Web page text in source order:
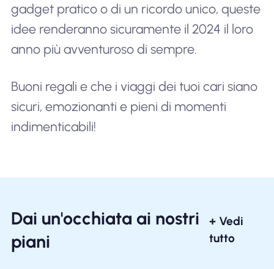
gadget pratico o di un ricordo unico, queste
idee renderanno sicuramente il 2024 il loro
anno più avventuroso di sempre.
Buoni regali e che i viaggi dei tuoi cari siano
sicuri, emozionanti e pieni di momenti
indimenticabili!
Dai un'occhiata ai nostri
piani
+ Vedi
tutto